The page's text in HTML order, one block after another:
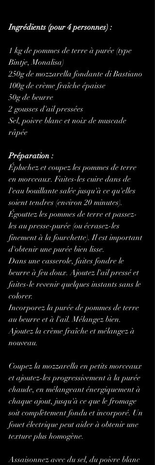
Ingrédients (pour 4 personnes) :
1 kg de pommes de terre à purée (type
Bintje, Monalisa)
250g de mozzarella fondante di Bastiano
100g de crème fraîche épaisse
50g de beurre
2 gousses d'ail pressées
Sel, poivre blanc et noix de muscade
râpée
Préparation :
Épluchez et coupez les pommes de terre
en morceaux. Faites-les cuire dans de
l'eau bouillante salée jusqu'à ce qu'elles
soient tendres (environ 20 minutes).
Égouttez les pommes de terre et passez-
les au presse-purée (ou écrasez-les
finement à la fourchette). Il est important
d'obtenir une purée bien lisse.
Dans une casserole, faites fondre le
beurre à feu doux. Ajoutez l'ail pressé et
faites-le revenir quelques instants sans le
colorer.
Incorporez la purée de pommes de terre
au beurre et à l'ail. Mélangez bien.
Ajoutez la crème fraîche et mélangez à
nouveau.
Coupez la mozzarella en petits morceaux
et ajoutez-les progressivement à la purée
chaude, en mélangeant énergiquement à
chaque ajout, jusqu'à ce que le fromage
soit complètement fondu et incorporé. Un
fouet électrique peut aider à obtenir une
texture plus homogène.
Assaisonnez avec du sel, du poivre blanc